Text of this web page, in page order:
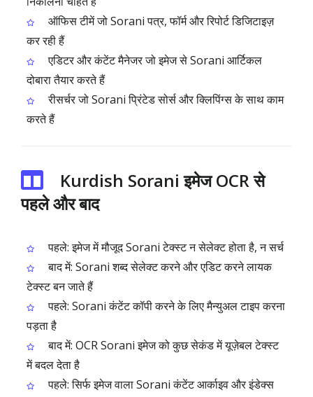
ऑफिस टीमें जो Sorani पत्र, फॉर्म और रिपोर्ट डिजिटाइज़
कर रही हैं
एडिटर और कंटेंट मैनेजर जो इमेज से Sorani आर्टिकल
दोबारा तैयार करते हैं
रीसर्चर जो Sorani प्रिंटेड सोर्स और क्लिपिंग्स के साथ काम
करते हैं
Kurdish Sorani इमेज OCR से
पहले और बाद
पहले: इमेज में मौजूद Sorani टेक्स्ट न सेलेक्ट होता है, न सर्च
बाद में: Sorani शब्द सेलेक्ट करने और एडिट करने लायक
टेक्स्ट बन जाते हैं
पहले: Sorani कंटेंट कॉपी करने के लिए मैन्युअल टाइप करना
पड़ता है
बाद में: OCR Sorani इमेज को कुछ सेकंड में यूज़ेबल टेक्स्ट
में बदल देता है
पहले: सिर्फ इमेज वाला Sorani कंटेंट आर्काइव और इंडेक्स